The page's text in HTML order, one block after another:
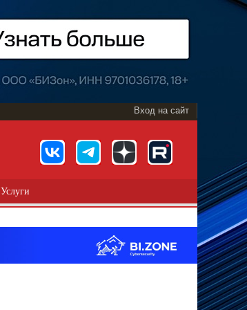
Вход на сайт
Услуги